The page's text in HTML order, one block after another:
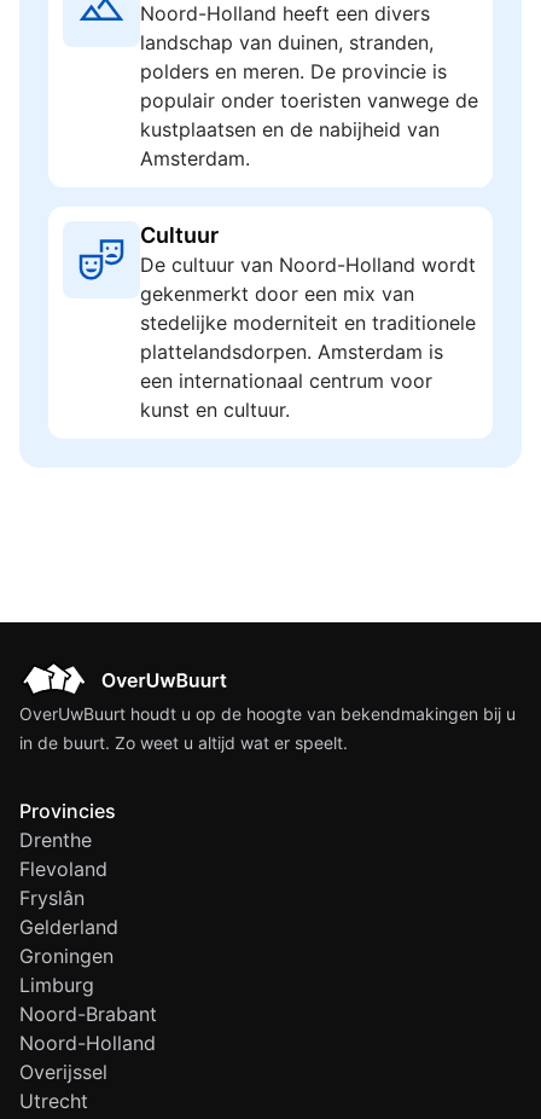
Noord-Holland heeft een divers
landschap van duinen, stranden,
polders en meren. De provincie is
populair onder toeristen vanwege de
kustplaatsen en de nabijheid van
Amsterdam.
Cultuur
De cultuur van Noord-Holland wordt
gekenmerkt door een mix van
stedelijke moderniteit en traditionele
plattelandsdorpen. Amsterdam is
een internationaal centrum voor
kunst en cultuur.
OverUwBuurt houdt u op de hoogte van bekendmakingen bij u
in de buurt. Zo weet u altijd wat er speelt.
Provincies
Drenthe
Flevoland
Fryslân
Gelderland
Groningen
Limburg
Noord-Brabant
Noord-Holland
Overijssel
Utrecht